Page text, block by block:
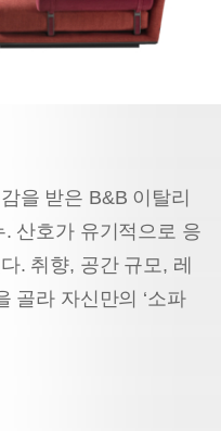
을 받은 B&B 이탈리
산호가 유기적으로 응
. 취향, 공간 규모, 레
골라 자신만의 ‘소파